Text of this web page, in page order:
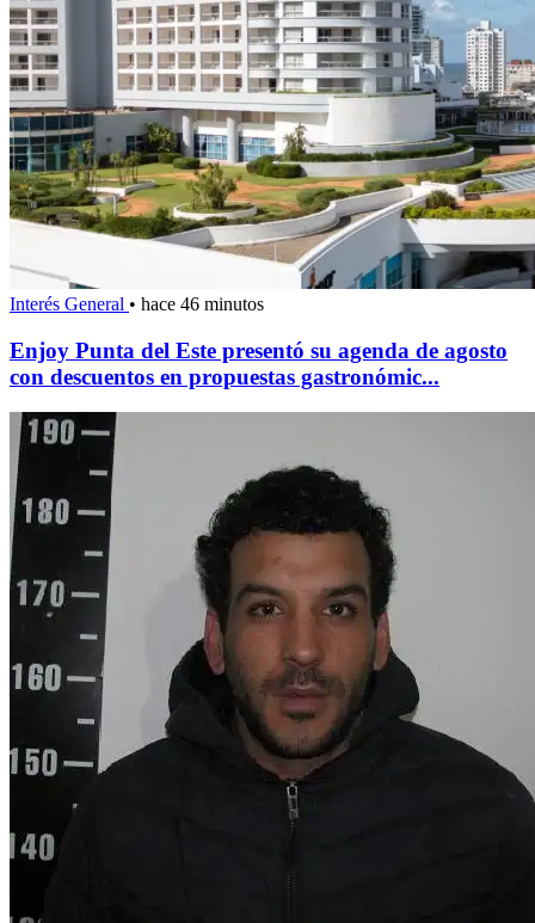
Interés General • hace 46 minutos
Enjoy Punta del Este presentó su agenda de agosto
con descuentos en propuestas gastronómic...